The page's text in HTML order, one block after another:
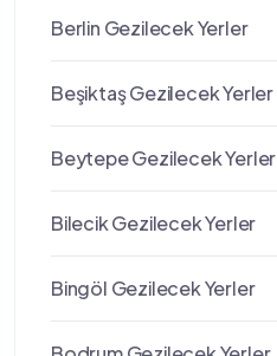
Berlin Gezilecek Yerler
Beşiktaş Gezilecek Yerler
Beytepe Gezilecek Yerler
Bilecik Gezilecek Yerler
Bingöl Gezilecek Yerler